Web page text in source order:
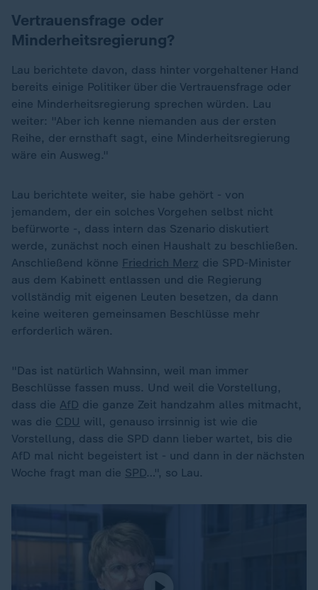
Vertrauensfrage oder
Minderheitsregierung?
Lau berichtete davon, dass hinter vorgehaltener Hand
bereits einige Politiker über die Vertrauensfrage oder
eine Minderheitsregierung sprechen würden. Lau
weiter: "Aber ich kenne niemanden aus der ersten
Reihe, der ernsthaft sagt, eine Minderheitsregierung
wäre ein Ausweg."
Lau berichtete weiter, sie habe gehört - von
jemandem, der ein solches Vorgehen selbst nicht
befürworte -, dass intern das Szenario diskutiert
werde, zunächst noch einen Haushalt zu beschließen.
Anschließend könne Friedrich Merz die SPD-Minister
aus dem Kabinett entlassen und die Regierung
vollständig mit eigenen Leuten besetzen, da dann
keine weiteren gemeinsamen Beschlüsse mehr
erforderlich wären.
"Das ist natürlich Wahnsinn, weil man immer
Beschlüsse fassen muss. Und weil die Vorstellung,
dass die AfD die ganze Zeit handzahm alles mitmacht,
was die CDU will, genauso irrsinnig ist wie die
Vorstellung, dass die SPD dann lieber wartet, bis die
AfD mal nicht begeistert ist - und dann in der nächsten
Woche fragt man die SPD…", so Lau.